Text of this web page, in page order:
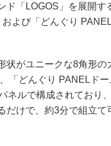
「LOGOS」を展開す
および「どんぐり
がユニークな8角形の
「どんぐり PANELド
ネルで構成されており
だけで、約3分で組立て